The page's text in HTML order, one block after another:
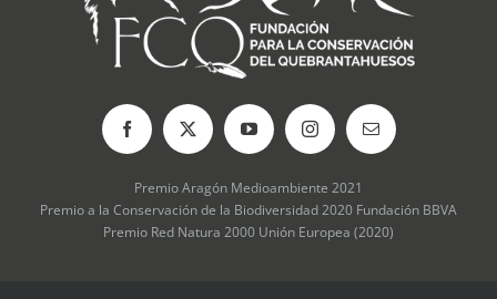
Premio Aragón Medioambiente 2021
Premio a la Conservación de la Biodiversidad 2020 Fundación BBVA
Premio Red Natura 2000 Unión Europea (2020)